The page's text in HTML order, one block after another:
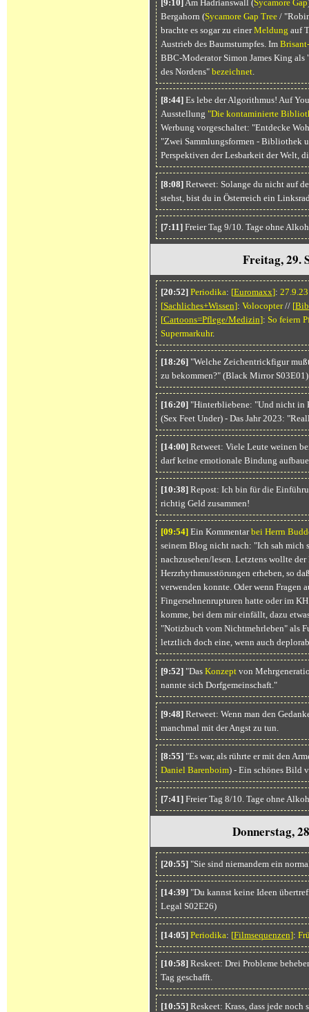
[9:10] Am Hadrianswall (Sycamore Gap
Bergahorn (Sycamore Gap Tree/
brachte es sogar zu einerMeldung auf
Austrieb des Baumstumpfes. Im
BBC-Moderator Simon James King
des Nordens" bezeichnet.
[8:44]Es lebe der Algorithmus! Auf
Ausstellung "Die kontaminierte
Werbung vorgeschaltet: "Entdecke
"Zwei Sammlungsformen - Bibliothek
Perspektiven der Lesbarkeit der Welt,
[8:08]Retweet: Solange du nicht auf
stehst, bist du in Österreich ein
[7:11]Freier Tag 9/10. Tage ohne
Freitag, 29.
[20:52] Periodika: [Euromaxx]: 27.9.23
[Sachliches+Wissen]: Volocopter// [
[Cartoons=Pflege/Medizin]: So feiern
Supermarkuhr.
[18:26]"Welche Zeichentrickfigur
zu bekommen?" (Black Mirror S03E01)
[16:20]"Hinterbliebene: "Und nicht in
(Sex Feet Under) - Das Jahr 2023:
[14:00]Retweet: Viele Leute weinen
darf keine emotionale Bindung
[10:38]Repost: Ich bin für die
richtig Geld zusammen!
[09:54]Ein Kommentarbei Herrn
seinem Blog nicht nach: "Ich sah mich
nachzusehen/lesen. Letztens wollte
Herzrhythmusstörungen erheben, so
verwenden konnte. Oder wenn Fragen
Fingersehnenrupturen hatte oder im
komme, bei dem mir einfällt, dazu
"Notizbuch vom Nichtmehrleben" als
letztlich doch eine, wenn auch
[9:52]"Das Konzeptvon
nannte sich Dorfgemeinschaft."
[9:48]Retweet: Wenn man den
manchmal mit der Angst zu tun.
[8:55]"Es war, als rührte er mit den
Daniel Barenboim) - Ein schönes Bild
[7:41]Freier Tag 8/10. Tage ohne
Donnerstag,
[20:55]"Sie sind niemandem ein
[14:39]"Du kannst keine Ideen
Legal S02E26)
[14:05] Periodika: [Filmsequenzen]:
[10:58]Reskeet: Drei Probleme
Tag geschafft.
[10:55]Reskeet: Krass, dass jede noch